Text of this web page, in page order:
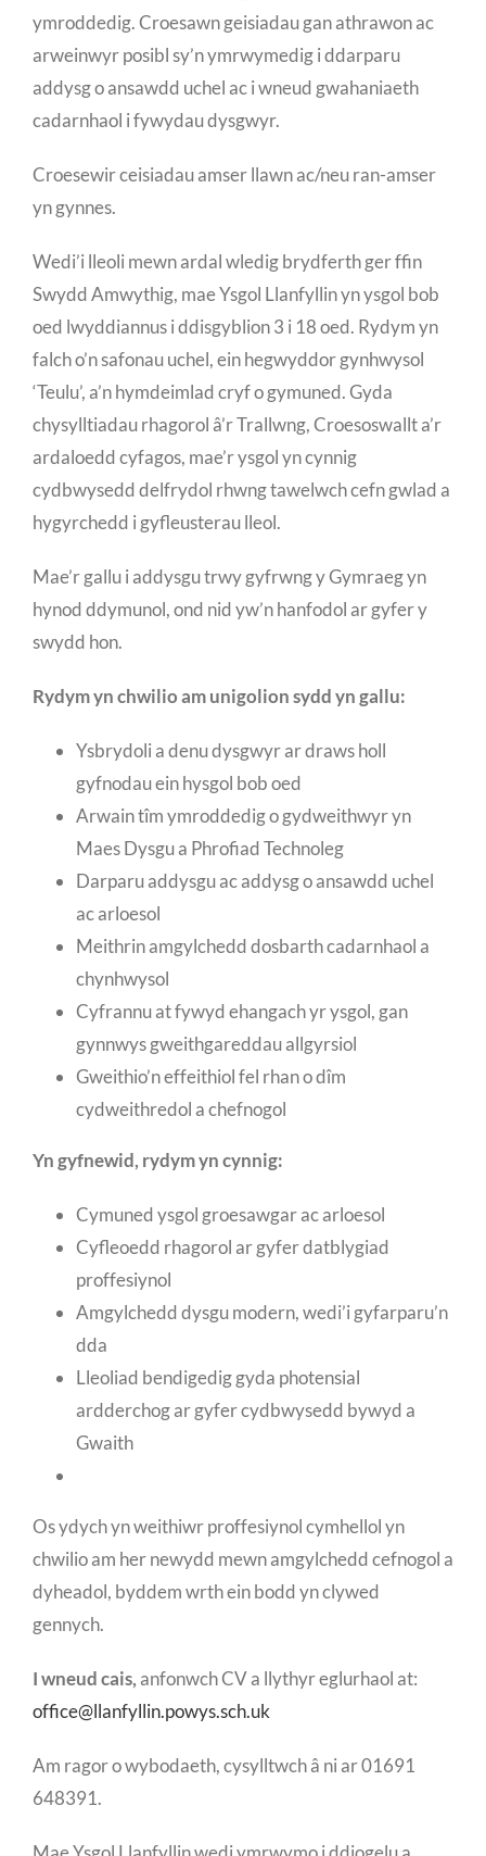
ymroddedig. Croesawn geisiadau gan athrawon ac
arweinwyr posibl sy’n ymrwymedig i ddarparu
addysg o ansawdd uchel ac i wneud gwahaniaeth
cadarnhaol i fywydau dysgwyr.
Croesewir ceisiadau amser llawn ac/neu ran-amser
yn gynnes.
Wedi’i lleoli mewn ardal wledig brydferth ger ffin
Swydd Amwythig, mae Ysgol Llanfyllin yn ysgol bob
oed lwyddiannus i ddisgyblion 3 i 18 oed. Rydym yn
falch o’n safonau uchel, ein hegwyddor gynhwysol
‘Teulu’, a’n hymdeimlad cryf o gymuned. Gyda
chysylltiadau rhagorol â’r Trallwng, Croesoswallt a’r
ardaloedd cyfagos, mae’r ysgol yn cynnig
cydbwysedd delfrydol rhwng tawelwch cefn gwlad a
hygyrchedd i gyfleusterau lleol.
Mae’r gallu i addysgu trwy gyfrwng y Gymraeg yn
hynod ddymunol, ond nid yw’n hanfodol ar gyfer y
swydd hon.
Rydym yn chwilio am unigolion sydd yn gallu:
Ysbrydoli a denu dysgwyr ar draws holl
gyfnodau ein hysgol bob oed
Arwain tîm ymroddedig o gydweithwyr yn
Maes Dysgu a Phrofiad Technoleg
Darparu addysgu ac addysg o ansawdd uchel
ac arloesol
Meithrin amgylchedd dosbarth cadarnhaol a
chynhwysol
Cyfrannu at fywyd ehangach yr ysgol, gan
gynnwys gweithgareddau allgyrsiol
Gweithio’n effeithiol fel rhan o dîm
cydweithredol a chefnogol
Yn gyfnewid, rydym yn cynnig:
Cymuned ysgol groesawgar ac arloesol
Cyfleoedd rhagorol ar gyfer datblygiad
proffesiynol
Amgylchedd dysgu modern, wedi’i gyfarparu’n
dda
Lleoliad bendigedig gyda photensial
ardderchog ar gyfer cydbwysedd bywyd a
Gwaith
Os ydych yn weithiwr proffesiynol cymhellol yn
chwilio am her newydd mewn amgylchedd cefnogol a
dyheadol, byddem wrth ein bodd yn clywed
gennych.
I wneud cais,anfonwch CV a llythyr eglurhaol at:
office@llanfyllin.powys.sch.uk
Am ragor o wybodaeth, cysylltwch â ni ar 01691
648391.